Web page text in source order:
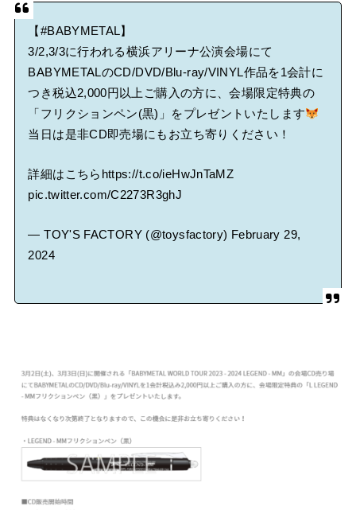
【 #BABYMETAL】
3/2,3/3に行われる横浜アリーナ公演会場にて
BABYMETALのCD/DVD/Blu-ray/VINYL作品を1会計に
つき税込2,000円以上ご購入の方に、会場限定特典の
「フリクションペン(黒)」をプレゼントいたします
当日は是非CD即売場にもお立ち寄りください！
詳細はこちら https://t.co/ieHwJnTaMZ
pic.twitter.com/C2273R3ghJ
— TOY'S FACTORY (@toysfactory) February 29,
2024